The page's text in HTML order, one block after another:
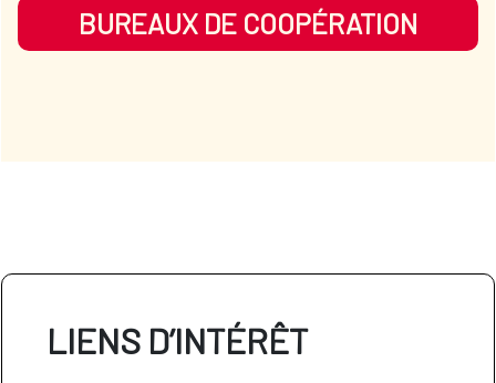
BUREAUX DE COOPÉRATION
LIENS D’INTÉRÊT